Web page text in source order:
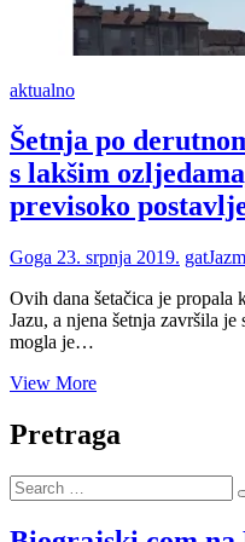
aktualno
Šetnja po
s lakšim
previsoko
Goga 23. srpnja 2019. gatJaz
Ovih dana šetačica je propala
Jazu, a njena šetnja završila
mogla je…
View MoreŠetnja
derutnom
mulu
s
Pretraga
Search
…